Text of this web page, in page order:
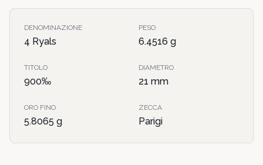
DENOMINAZIONE
4 Ryals
PESO
6.4516 g
TITOLO
900‰
DIAMETRO
21 mm
ORO FINO
5.8065 g
ZECCA
Parigi